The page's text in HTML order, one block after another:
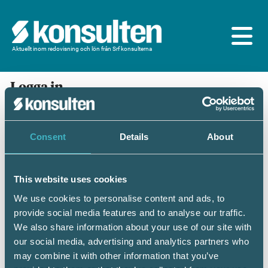
Consent Details About
This website uses cookies
We use cookies to personalise content and ads, to
provide social media features and to analyse our traffic.
We also share information about your use of our site with
our social media, advertising and analytics partners who
may combine it with other information that you’ve
Aktuellt inom redovisning och lön från Srf konsulterna
Logga in
En prenumeration ingår för dig som är
medlem/ansluten till Srf konsulterna. Du loggar in
med BankID eller samma lösenord som du har på
Mobilt BankID
Personnummer(ÅÅÅÅMMDDNNNN)